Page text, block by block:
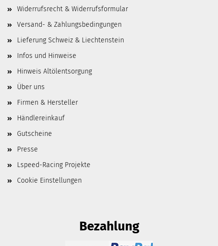
Widerrufsrecht & Widerrufsformular
Versand- & Zahlungsbedingungen
Lieferung Schweiz & Liechtenstein
Infos und Hinweise
Hinweis Altölentsorgung
Über uns
Firmen & Hersteller
Händlereinkauf
Gutscheine
Presse
Lspeed-Racing Projekte
Cookie Einstellungen
Bezahlung